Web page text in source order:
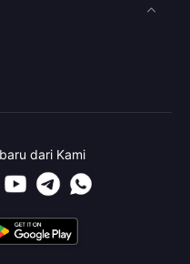
dari Kami